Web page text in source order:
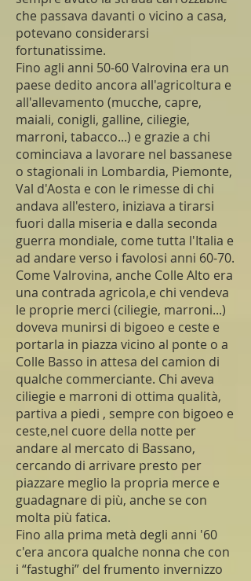
che passava davanti o vicino a casa,
potevano considerarsi
fortunatissime.
Fino agli anni 50-60 Valrovina era un
paese dedito ancora all'agricoltura e
all'allevamento (mucche, capre,
maiali, conigli, galline, ciliegie,
marroni, tabacco...) e grazie a chi
cominciava a lavorare nel bassanese
o stagionali in Lombardia, Piemonte,
Val d'Aosta e con le rimesse di chi
andava all'estero, iniziava a tirarsi
fuori dalla miseria e dalla seconda
guerra mondiale, come tutta l'Italia e
ad andare verso i favolosi anni 60-70.
Come Valrovina, anche Colle Alto era
una contrada agricola,e chi vendeva
le proprie merci (ciliegie, marroni...)
doveva munirsi di bigoeo e ceste e
portarla in piazza vicino al ponte o a
Colle Basso in attesa del camion di
qualche commerciante. Chi aveva
ciliegie e marroni di ottima qualità,
partiva a piedi , sempre con bigoeo e
ceste,nel cuore della notte per
andare al mercato di Bassano,
cercando di arrivare presto per
piazzare meglio la propria merce e
guadagnare di più, anche se con
molta più fatica.
Fino alla prima metà degli anni '60
c'era ancora qualche nonna che con
i “fastughi” del frumento invernizzo